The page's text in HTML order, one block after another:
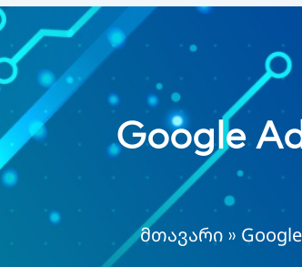
Google
მთავარი »